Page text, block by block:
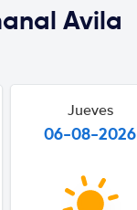
Avila
Jueves
06-08-2026